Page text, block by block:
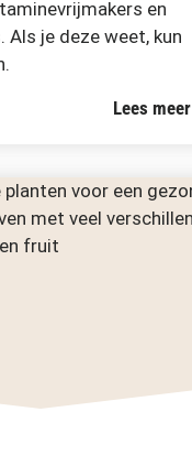
en
Als je deze weet, kun
Lees meer